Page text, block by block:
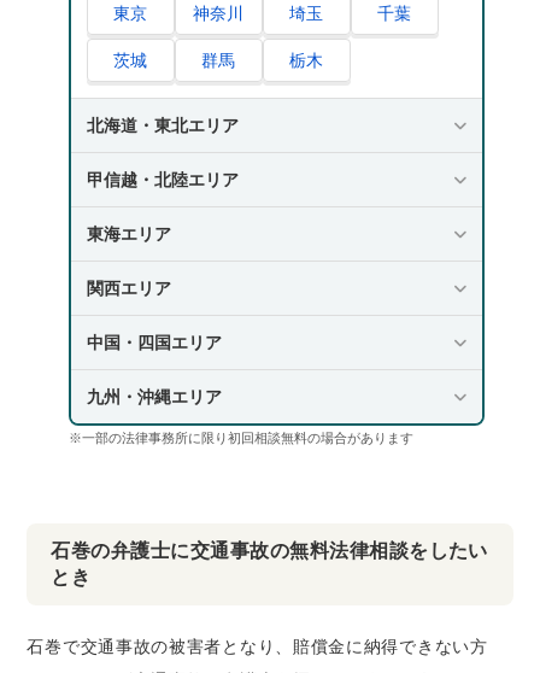
東京 神奈川 埼玉 千葉
茨城 群馬 栃木
北海道・東北エリア
甲信越・北陸エリア
東海エリア
関西エリア
中国・四国エリア
九州・沖縄エリア
※一部の法律事務所に限り初回相談無料の場合があります
石巻の弁護士に交通事故の無料法律相談をしたい
とき
石巻で交通事故の被害者となり、賠償金に納得できない方